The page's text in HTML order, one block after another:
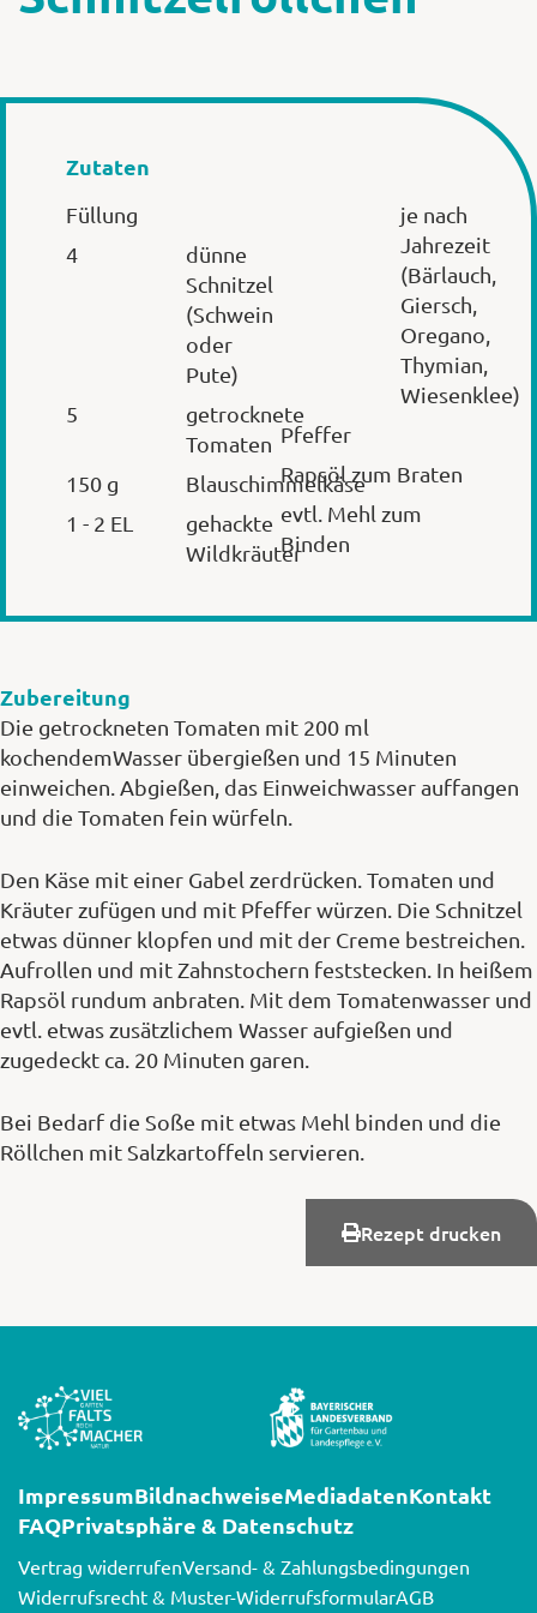
Zutaten
Füllung
4
dünne
Schnitzel
(Schwein
oder
Pute)
5
getrocknete
Tomaten
150 g
Blauschimmelkäse
1 - 2 EL
gehackte
Wildkräuter
je nach
Jahrezeit
(Bärlauch,
Giersch,
Oregano,
Thymian,
Wiesenklee)
Pfeffer
Rapsöl zum Braten
evtl. Mehl zum
Binden
Zubereitung
Die getrockneten Tomaten mit 200 ml
kochendemWasser übergießen und 15 Minuten
einweichen. Abgießen, das Einweichwasser auffangen
und die Tomaten fein würfeln.
Den Käse mit einer Gabel zerdrücken. Tomaten und
Kräuter zufügen und mit Pfeffer würzen. Die Schnitzel
etwas dünner klopfen und mit der Creme bestreichen.
Aufrollen und mit Zahnstochern feststecken. In heißem
Rapsöl rundum anbraten. Mit dem Tomatenwasser und
evtl. etwas zusätzlichem Wasser aufgießen und
zugedeckt ca. 20 Minuten garen.
Bei Bedarf die Soße mit etwas Mehl binden und die
Röllchen mit Salzkartoffeln servieren.
Rezept drucken
ImpressumBildnachweiseMediadatenKontakt
FAQPrivatsphäre & Datenschutz
Vertrag widerrufenVersand- & Zahlungsbedingungen
Widerrufsrecht & Muster-WiderrufsformularAGB